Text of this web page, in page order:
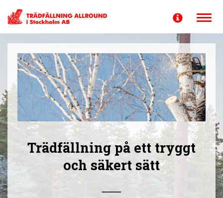
Toggle
Trädfällning på ett tryggt
och säkert sätt